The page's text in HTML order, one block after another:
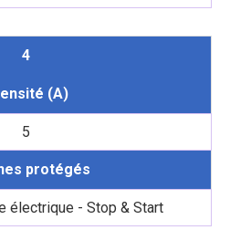
4
(A)
5
protégés
électrique - Stop & Start